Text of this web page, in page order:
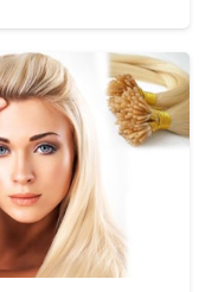
original
era:
$3.990.
actual
es:
$2.490.